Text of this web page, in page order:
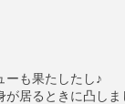
ーも果たしたし♪
が居るときに凸しま